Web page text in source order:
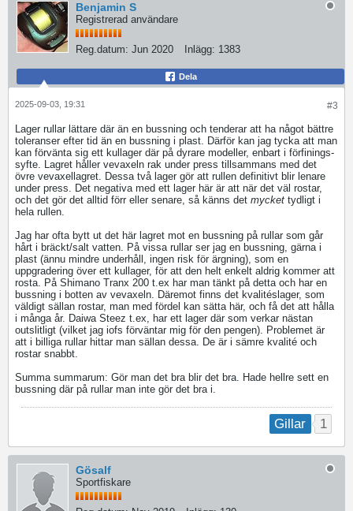
Benjamin S
Registrerad användare
Reg.datum: Jun 2020 Inlägg: 1383
Dela
#3
2025-09-03, 19:31
Lager rullar lättare där än en bussning och tenderar att ha något bättre
toleranser efter tid än en bussning i plast. Därför kan jag tycka att man
kan förvänta sig ett kullager där på dyrare modeller, enbart i förfinings-
syfte. Lagret håller vevaxeln rak under press tillsammans med det
övre vevaxellagret. Dessa två lager gör att rullen definitivt blir lenare
under press. Det negativa med ett lager här är att när det väl rostar,
och det gör det alltid förr eller senare, så känns det mycket tydligt i
hela rullen.
Jag har ofta bytt ut det här lagret mot en bussning på rullar som går
hårt i bräckt/salt vatten. På vissa rullar ser jag en bussning, gärna i
plast (ännu mindre underhåll, ingen risk för ärgning), som en
uppgradering över ett kullager, för att den helt enkelt aldrig kommer att
rosta. På Shimano Tranx 200 t.ex har man tänkt på detta och har en
bussning i botten av vevaxeln. Däremot finns det kvalitéslager, som
väldigt sällan rostar, man med fördel kan sätta här, och få det att hålla
i många år. Daiwa Steez t.ex, har ett lager där som verkar nästan
outslitligt (vilket jag iofs förväntar mig för den pengen). Problemet är
att i billiga rullar hittar man sällan dessa. De är i sämre kvalité och
rostar snabbt.
Summa summarum: Gör man det bra blir det bra. Hade hellre sett en
bussning där på rullar man inte gör det bra i.
Gillar 1
Gösalf
Sportfiskare